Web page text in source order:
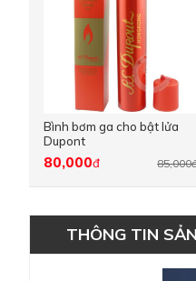
Bình bơm ga cho bật lửa
Dupont
80,000đ
THÔNG TIN